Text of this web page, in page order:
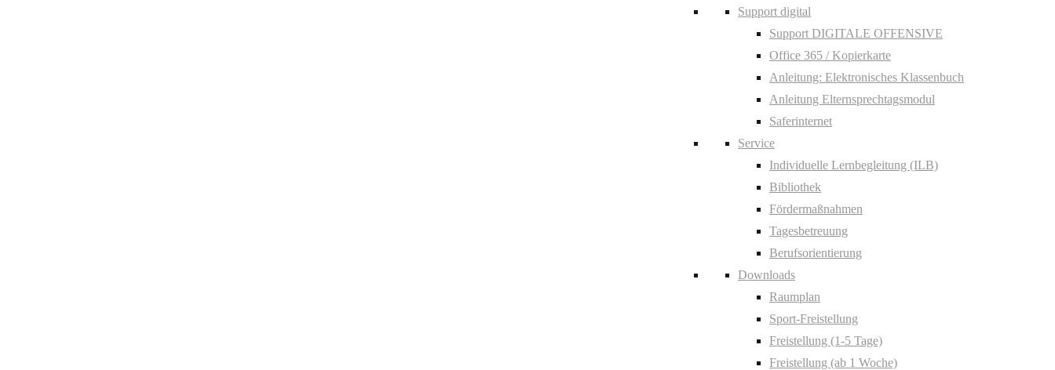
Support digital
Support DIGITALE OFFENSIVE
Office 365 / Kopierkarte
Anleitung: Elektronisches Klassenbuch
Anleitung Elternsprechtagsmodul
Saferinternet
Service
Individuelle Lernbegleitung (ILB)
Bibliothek
Fördermaßnahmen
Tagesbetreuung
Berufsorientierung
Downloads
Raumplan
Sport-Freistellung
Freistellung (1-5 Tage)
Freistellung (ab 1 Woche)